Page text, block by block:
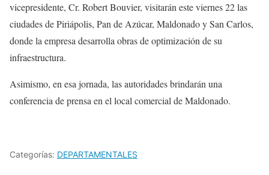
vicepresidente, Cr. Robert Bouvier, visitarán este viernes 22 las
ciudades de Piriápolis, Pan de Azúcar, Maldonado y San Carlos,
donde la empresa desarrolla obras de optimización de su
infraestructura.
Asimismo, en esa jornada, las autoridades brindarán una
conferencia de prensa en el local comercial de Maldonado.
Categorías: DEPARTAMENTALES